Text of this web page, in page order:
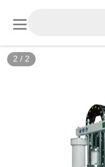
2 / 2